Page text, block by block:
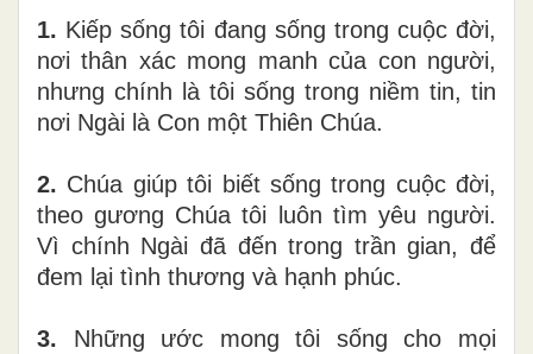
1. Kiếp sống tôi đang sống trong cuộc đời,
nơi thân xác mong manh của con người,
nhưng chính là tôi sống trong niềm tin, tin
nơi Ngài là Con một Thiên Chúa.
2. Chúa giúp tôi biết sống trong cuộc đời,
theo gương Chúa tôi luôn tìm yêu người.
Vì chính Ngài đã đến trong trần gian, để
đem lại tình thương và hạnh phúc.
3. Những ước mong tôi sống cho mọi